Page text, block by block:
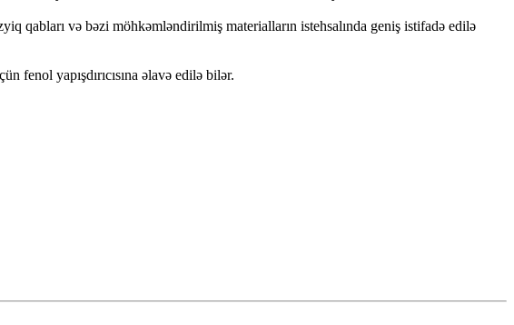
qabları və bəzi möhkəmləndirilmiş materialların istehsalında geniş istifadə edilə
fenol yapışdırıcısına əlavə edilə bilər.